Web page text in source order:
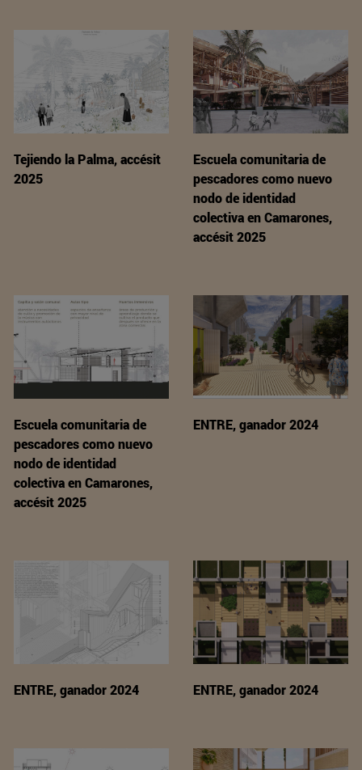
Tejiendo la Palma, accésit
2025
Escuela comunitaria de
pescadores como nuevo
nodo de identidad
colectiva en Camarones,
accésit 2025
Escuela comunitaria de
pescadores como nuevo
nodo de identidad
colectiva en Camarones,
accésit 2025
ENTRE, ganador 2024
ENTRE, ganador 2024 ENTRE, ganador 2024